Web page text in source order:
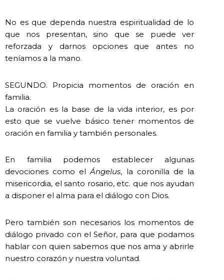
No es que dependa nuestra espiritualidad de lo
que nos presentan, sino que se puede ver
reforzada y darnos opciones que antes no
teníamos a la mano.
SEGUNDO. Propicia momentos de oración en
familia.
La oración es la base de la vida interior, es por
esto que se vuelve básico tener momentos de
oración en familia y también personales.
En familia podemos establecer algunas
devociones como elÁngelus, la coronilla de la
misericordia, el santo rosario, etc. que nos ayudan
a disponer el alma para el diálogo con Dios.
Pero también son necesarios los momentos de
diálogo privado con el Señor, para que podamos
hablar con quien sabemos que nos ama y abrirle
nuestro corazón y nuestra voluntad.